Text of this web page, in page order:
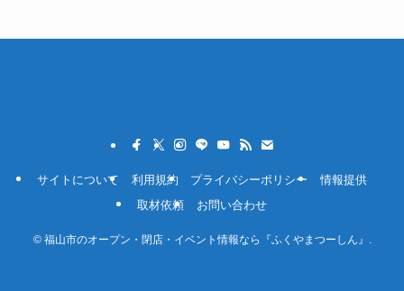
サイトについて 利用規約 プライバシーポリシー
情報提供
取材依頼
お問い合わせ
©福山市のオープン・閉店・イベント情報なら『ふくやまつーしん』.